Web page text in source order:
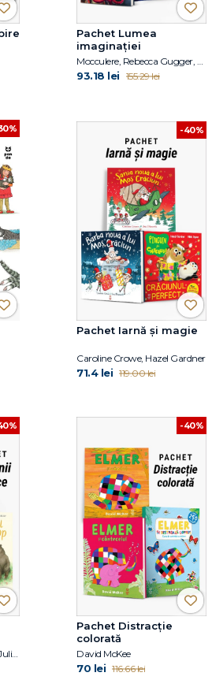
Pachet Lumea
imaginației
Mocculere, Rebecca Gugger, Oliver Jeffers
93.18 lei 155.29 lei
-40%
Pachet Iarnă și magie
Caroline Crowe, Hazel Gardner
71.4 lei 119.00 lei
David McKee, Judith Kerr, Julia Donaldson
-40%
Pachet Distracție
colorată
David McKee
70 lei 116.66 lei